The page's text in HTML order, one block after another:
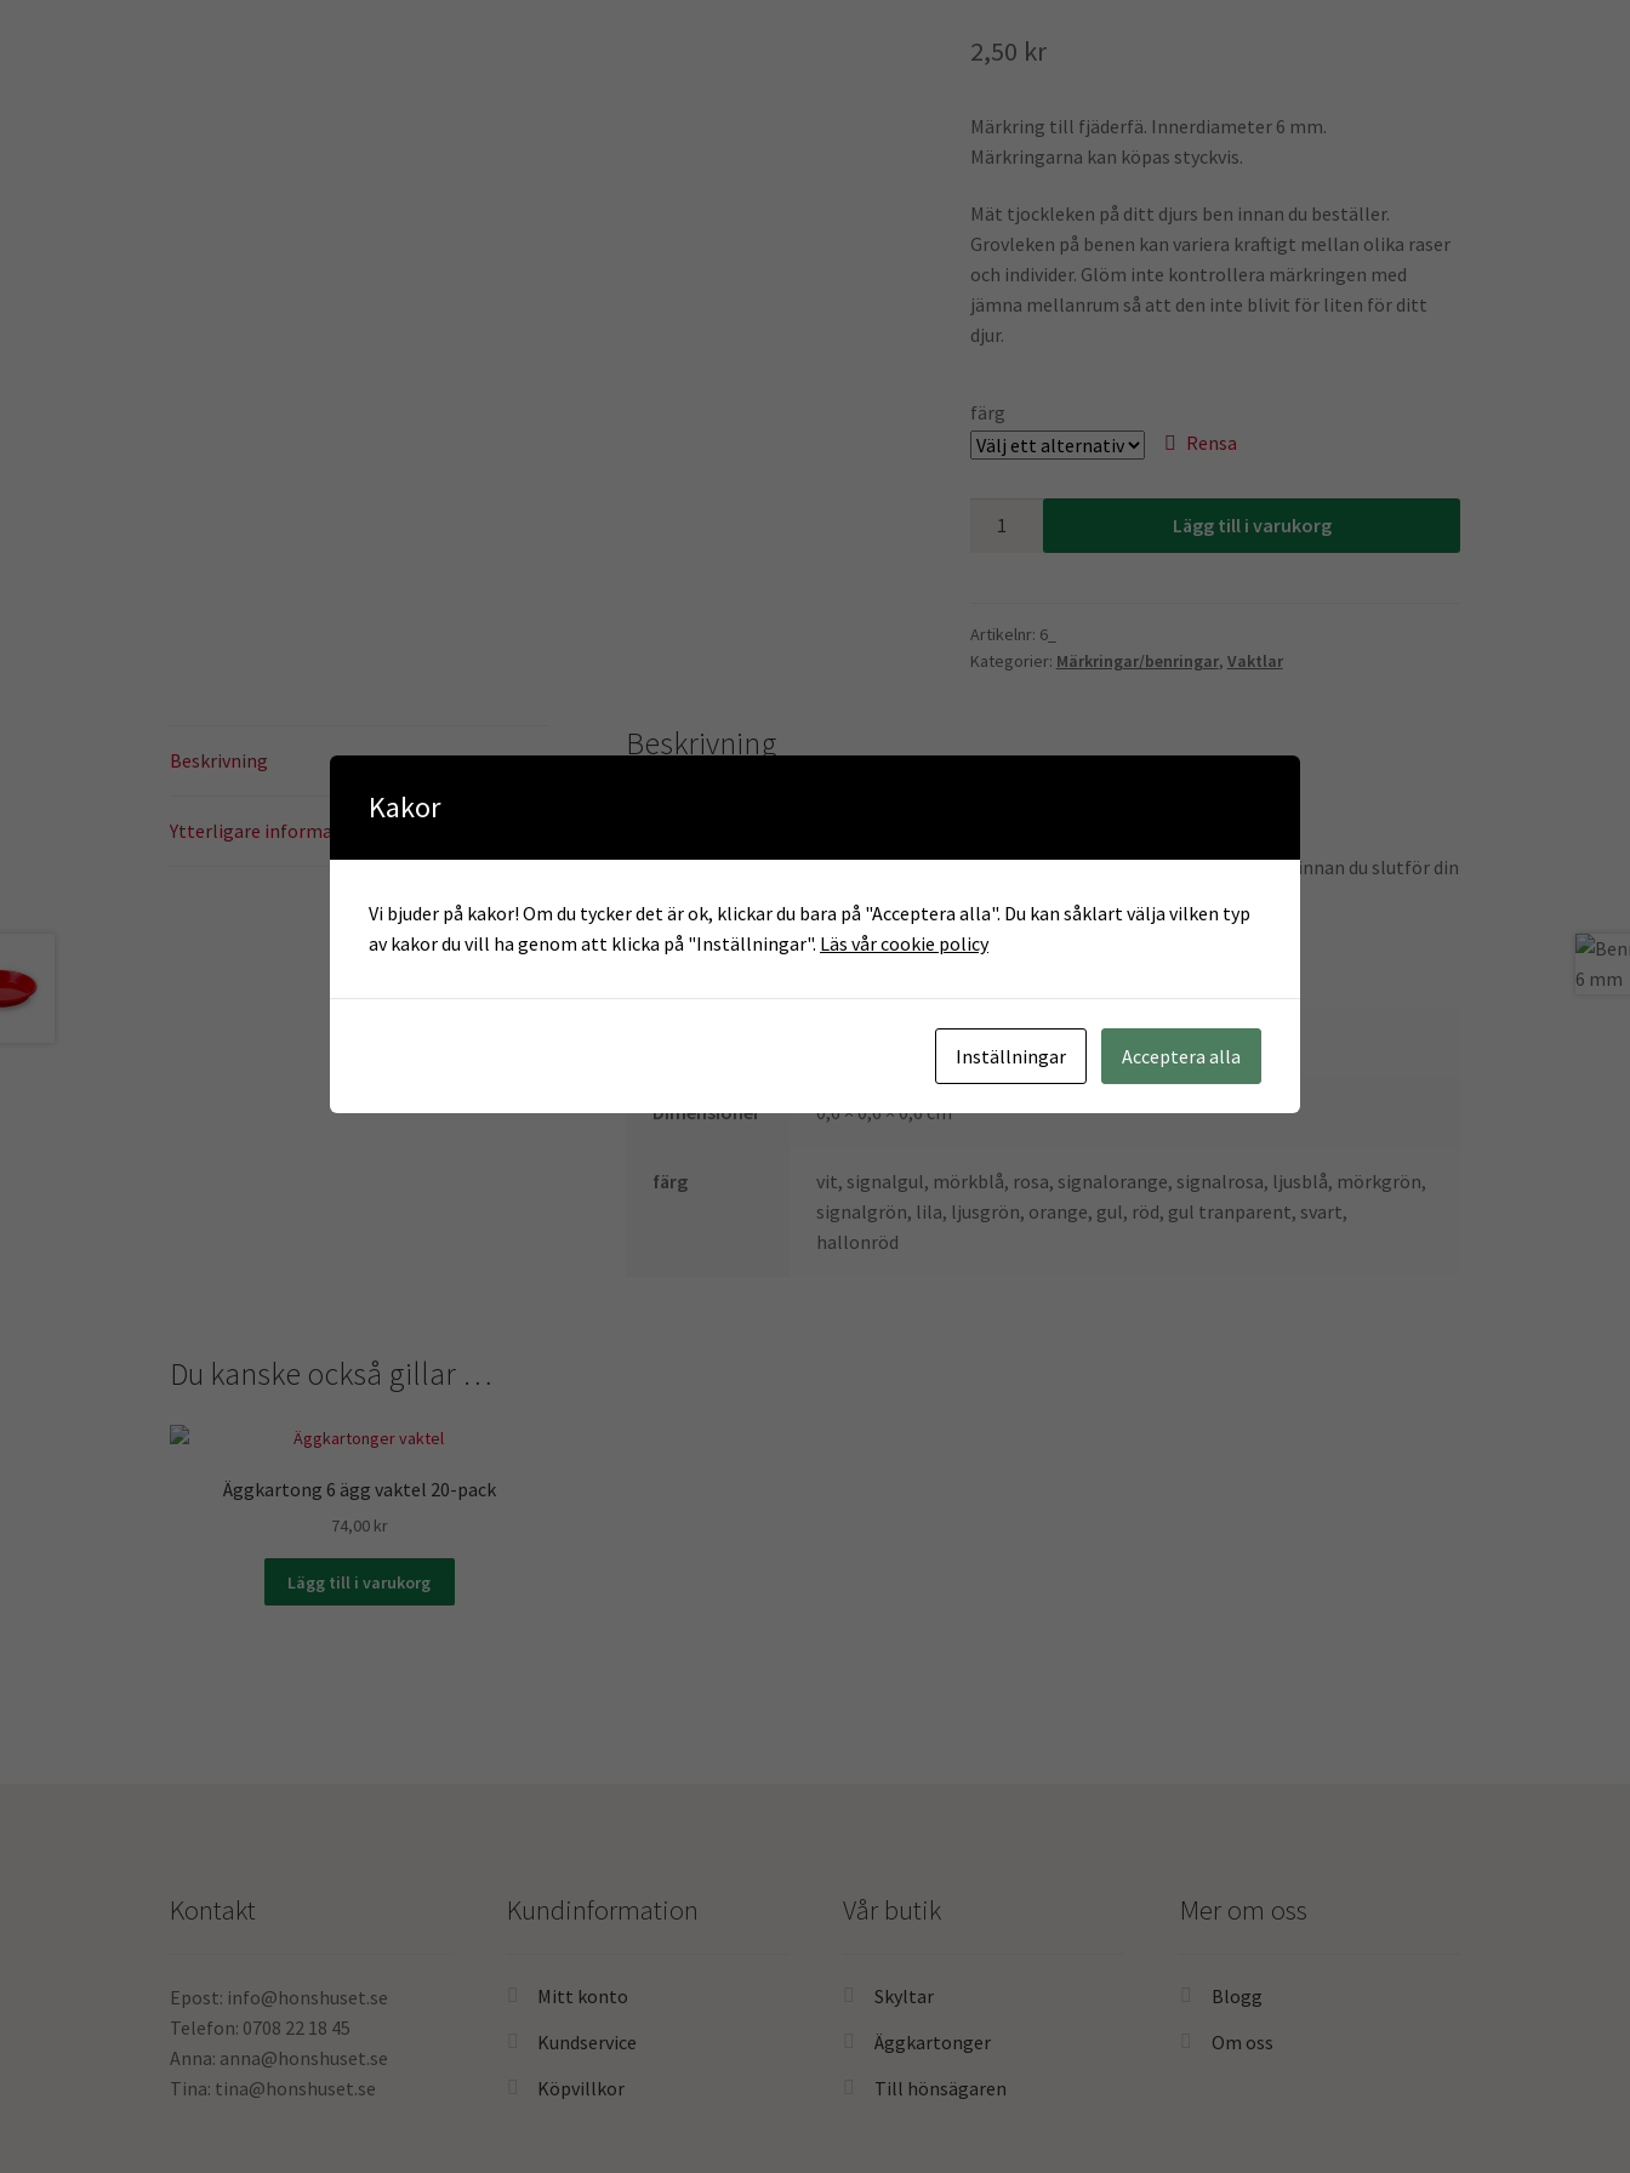
2,50 kr
Märkring till fjäderfä. Innerdiameter 6 mm.
Märkringarna kan köpas styckvis.
Mät tjockleken på ditt djurs ben innan du beställer.
Grovleken på benen kan variera kraftigt mellan olika raser
och individer. Glöm inte kontrollera märkringen med
jämna mellanrum så att den inte blivit för liten för ditt
djur.
färg
Rensa
mängd
Lägg till i varukorg
Artikelnr: 6_
Kategorier: Märkringar/benringar, Vaktlar
Beskrivning
Ytterligare information
Beskrivning
Ringarna kan köpas styckvis. Kontrollera din beställning så att du fått rätt antal innan du slutför din
Ytterligare information
Dimensioner 0,6 × 0,6 × 0,6 cm
färg
vit, signalgul, mörkblå, rosa, signalorange, signalrosa, ljusblå, mörkgrön,
signalgrön, lila, ljusgrön, orange, gul, röd, gul tranparent, svart,
hallonröd
Du kanske också gillar …
Äggkartong 6 ägg vaktel 20-pack
74,00 kr
Lägg till i varukorg
Kontakt
Epost: info@honshuset.se
Telefon: 0708 22 18 45
Anna: anna@honshuset.se
Tina: tina@honshuset.se
Kundinformation
Mitt konto
Kundservice
Köpvillkor
Vår butik
Skyltar
Äggkartonger
Till hönsägaren
Mer om oss
Blogg
Om oss
Kakor
Vi bjuder på kakor! Om du tycker det är ok, klickar du bara på "Acceptera alla". Du kan såklart välja vilken typ
av kakor du vill ha genom att klicka på "Inställningar". Läs vår cookie policy
Inställningar Acceptera alla